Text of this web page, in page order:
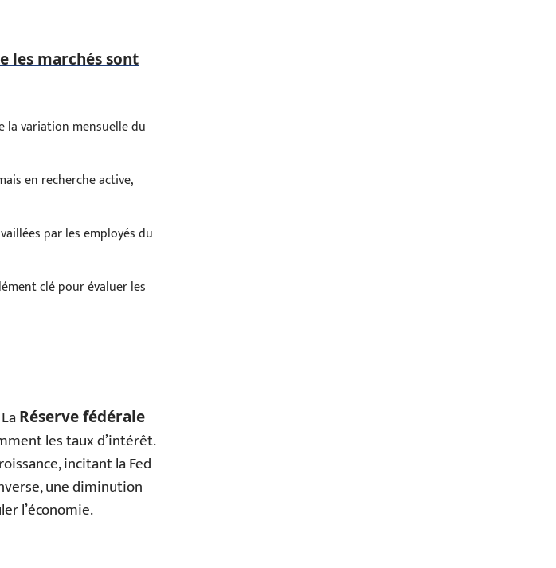
les marchés sont
variation mensuelle du
en recherche active,
par les employés du
clé pour évaluer les
Réserve fédérale
les taux d’intérêt.
incitant la Fed
une diminution
l’économie.